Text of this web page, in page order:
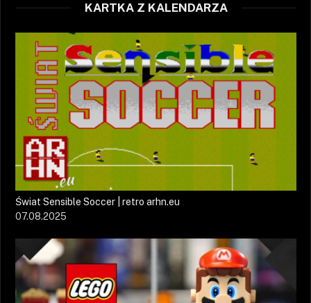
KARTKA Z KALENDARZA
Świat Sensible Soccer | retro arhn.eu
07.08.2025